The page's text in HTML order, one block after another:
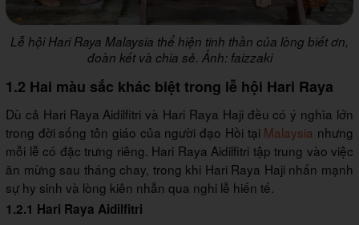
Lễ hội Hari Raya Malaysia thể hiện tinh thần của lòng biết ơn,
đoàn kết và chia sẻ. Ảnh: faizzaki
1.2 Hai màu sắc khác biệt trong lễ hội Hari Raya
Dù cả Hari Raya Aidilfitri và Hari Raya Haji đều có ý nghĩa lớn
trong đời sống tôn giáo của người đạo Hồi tại Malaysia nhưng
mỗi lễ có đặc trưng riêng. Hari Raya Aidilfitri tập trung vào việc
ăn mừng sau tháng chay, trong khi Hari Raya Haji nhấn mạnh
sự hy sinh và lòng kiên nhẫn qua nghi lễ hiến tế.
1.2.1 Hari Raya Aidilfitri